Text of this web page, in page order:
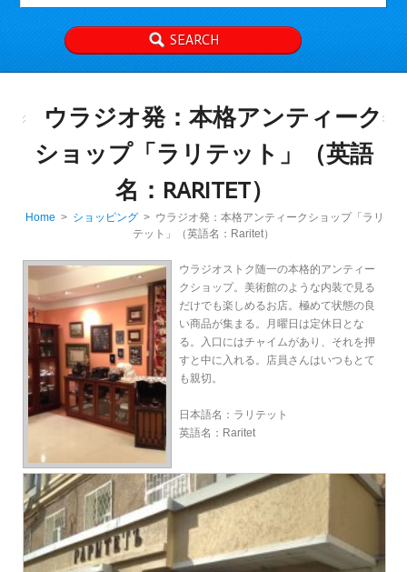
ウラジオ発：本格アンティーク
ショップ「ラリテット」（英語
名：RARITET）
Home > ショッピング > ウラジオ発：本格アンティークショップ「ラリ
テット」（英語名：Raritet）
ウラジオストク随一の本格的アンティー
クショップ。美術館のような内装で見る
だけでも楽しめるお店。極めて状態の良
い商品が集まる。月曜日は定休日とな
る。入口にはチャイムがあり、それを押
すと中に入れる。店員さんはいつもとて
も親切。
日本語名：ラリテット
英語名：Raritet